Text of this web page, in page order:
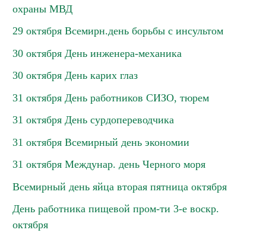
охраны МВД
29 октября Всемирн.день борьбы с инсультом
30 октября День инженера-механика
30 октября День карих глаз
31 октября День работников СИЗО, тюрем
31 октября День сурдопереводчика
31 октября Всемирный день экономии
31 октября Междунар. день Черного моря
Всемирный день яйца вторая пятница октября
День работника пищевой пром-ти 3-е воскр.
октября